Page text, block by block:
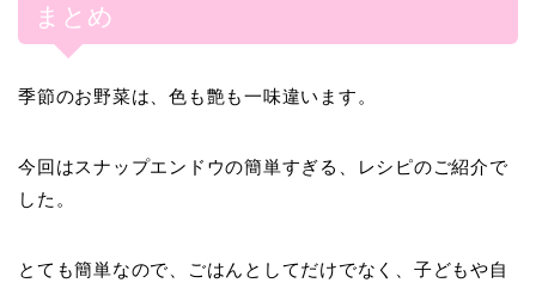
まとめ
季節のお野菜は、色も艶も一味違います。
今回はスナップエンドウの簡単すぎる、レシピのご紹介で
した。
とても簡単なので、ごはんとしてだけでなく、子どもや自